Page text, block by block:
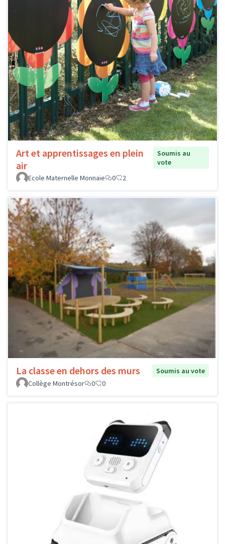
Art et apprentissages en plein
air
Soumis au
vote
Ecole Maternelle Monnaie
0 2
La classe en dehors des murs
Soumis au vote
Collège Montrésor
0 0